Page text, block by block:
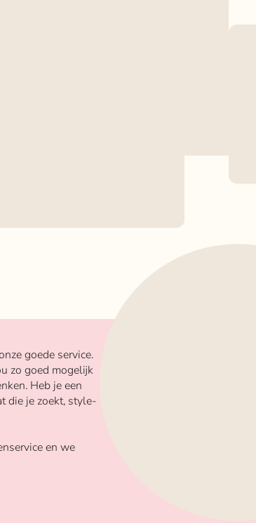
goede service.
zo goed mogelijk
Heb je een
die je zoekt, style-
en we